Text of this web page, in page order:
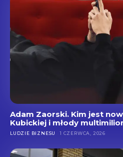
Adam Zaorski. Kim jest
Kubickiej i młody
LUDZIE BIZNESU 1 CZERWCA, 2026